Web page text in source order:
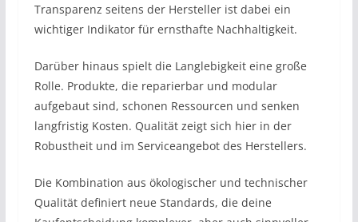
Transparenz seitens der Hersteller ist dabei ein
wichtiger Indikator für ernsthafte Nachhaltigkeit.
Darüber hinaus spielt die Langlebigkeit eine große
Rolle. Produkte, die reparierbar und modular
aufgebaut sind, schonen Ressourcen und senken
langfristig Kosten. Qualität zeigt sich hier in der
Robustheit und im Serviceangebot des Herstellers.
Die Kombination aus ökologischer und technischer
Qualität definiert neue Standards, die deine